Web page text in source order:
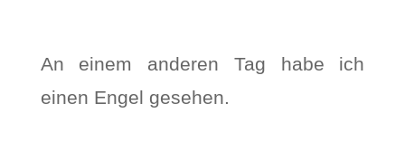
An einem anderen Tag habe ich
einen Engel gesehen.